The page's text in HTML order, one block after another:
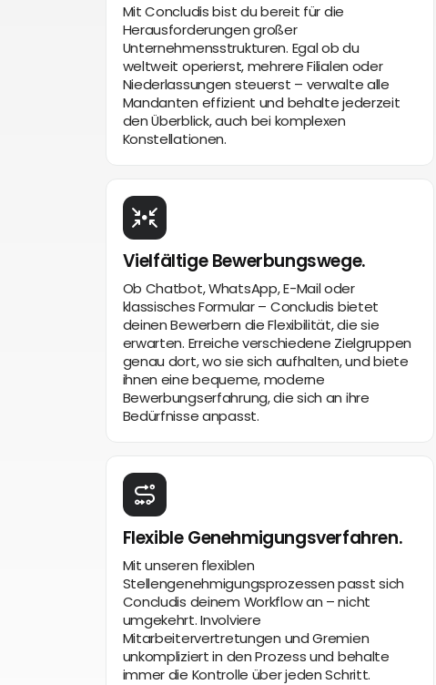
Mit Concludis bist du bereit für die
Herausforderungen großer
Unternehmensstrukturen. Egal ob du
weltweit operierst, mehrere Filialen oder
Niederlassungen steuerst – verwalte alle
Mandanten effizient und behalte jederzeit
den Überblick, auch bei komplexen
Konstellationen.
Vielfältige Bewerbungswege.
Ob Chatbot, WhatsApp, E-Mail oder
klassisches Formular – Concludis bietet
deinen Bewerbern die Flexibilität, die sie
erwarten. Erreiche verschiedene Zielgruppen
genau dort, wo sie sich aufhalten, und biete
ihnen eine bequeme, moderne
Bewerbungserfahrung, die sich an ihre
Bedürfnisse anpasst.
Flexible Genehmigungsverfahren.
Mit unseren flexiblen
Stellengenehmigungsprozessen passt sich
Concludis deinem Workflow an – nicht
umgekehrt. Involviere
Mitarbeitervertretungen und Gremien
unkompliziert in den Prozess und behalte
immer die Kontrolle über jeden Schritt.